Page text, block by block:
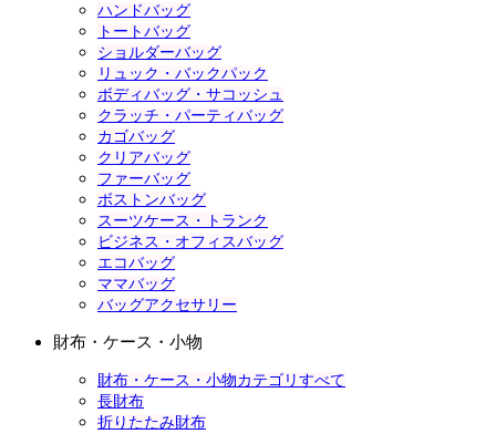
ハンドバッグ
トートバッグ
ショルダーバッグ
リュック・バックパック
ボディバッグ・サコッシュ
クラッチ・パーティバッグ
カゴバッグ
クリアバッグ
ファーバッグ
ボストンバッグ
スーツケース・トランク
ビジネス・オフィスバッグ
エコバッグ
ママバッグ
バッグアクセサリー
財布・ケース・小物
財布・ケース・小物カテゴリすべて
長財布
折りたたみ財布